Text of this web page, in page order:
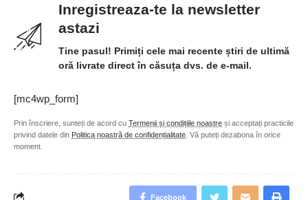
Inregistreaza-te la newsletter
astazi
Tine pasul! Primiți cele mai recente știri de ultimă
oră livrate direct în căsuța dvs. de e-mail.
[mc4wp_form]
Prin înscriere, sunteți de acord cu Termenii și condițiile noastre și acceptați practicile
privind datele din Politica noastră de confidențialitate . Vă puteți dezabona în orice
moment.
Facebook